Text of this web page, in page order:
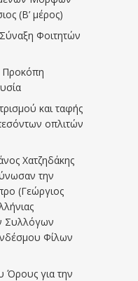
(Β’ μέρος)
Φοιτητών
Προκόπη
και ταφής
οπλιτών
Χατζηδάκης
την
(Γεώργιος
Συλλόγων
Φίλων
Όρους για την